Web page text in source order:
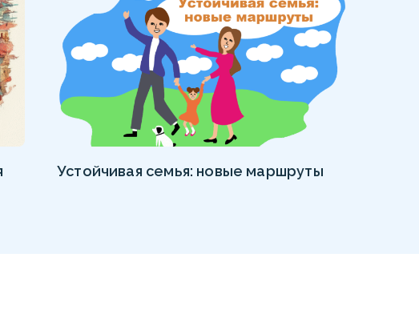
Устойчивая семья: новые маршруты